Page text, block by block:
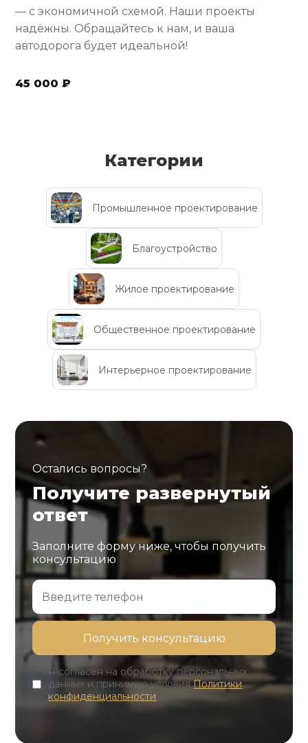
— с экономичной схемой. Наши проекты
надёжны. Обращайтесь к нам, и ваша
автодорога будет идеальной!
45 000 ₽
Категории
Промышленное проектирование
Благоустройство
Жилое проектирование
Общественное проектирование
Интерьерное проектирование
Остались вопросы?
Получите развернутый
ответ
Заполните форму ниже, чтобы получить
консультацию
Я согласен на обработку персональных
данных и принимаю условияПолитики
конфиденциальности